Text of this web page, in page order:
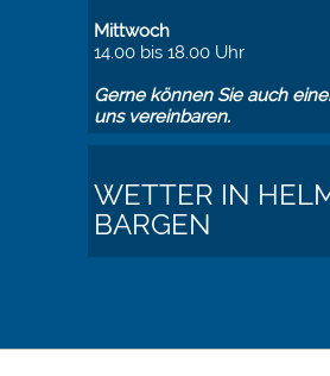
Mittwoch
14.00 bis 18.00 Uhr
Gerne können Sie auch
uns vereinbaren.
WETTER IN
BARGEN